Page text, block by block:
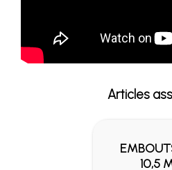
Articles
10,5